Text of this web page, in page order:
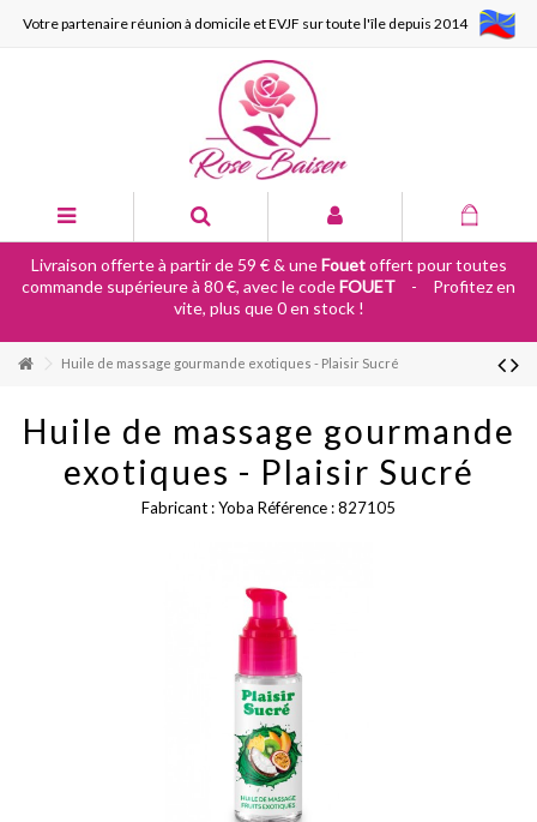
Votre partenaire réunion à domicile et EVJF sur toute l'île depuis 2014
Livraison offerte à partir de 59 € & uneFouetoffert pour toutes
commande supérieure à 80 €, avec le codeFOUET -
Profitez en
vite, plus que 0 en stock !
Huile de massage gourmande exotiques - Plaisir Sucré
Huile de massage gourmande
exotiques - Plaisir Sucré
Fabricant :Yoba Référence :827105